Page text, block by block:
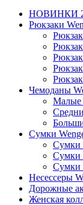
НОВИНКИ
Рюкзаки
Чемоданы
Малые
Сумки
Сумки
Сумки
Сумки
Несессеры
Дорожные
Женская